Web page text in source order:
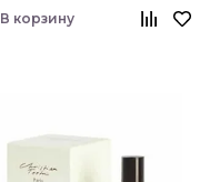
В корзину